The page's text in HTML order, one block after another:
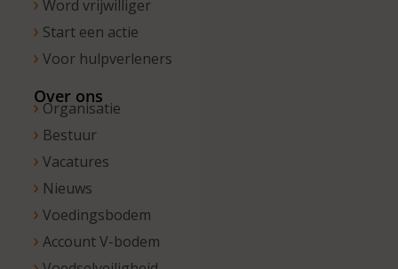
Word vrijwilliger
Start een actie
Voor hulpverleners
Over ons
Organisatie
Bestuur
Vacatures
Nieuws
Voedingsbodem
Account V-bodem